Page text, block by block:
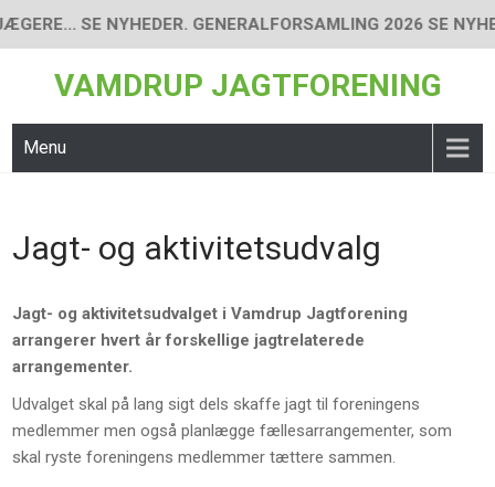
SE NYHEDER. GENERALFORSAMLING 2026 SE
VAMDRUP JAGTFORENING
Menu
Jagt- og aktivitetsudvalg
Jagt- og aktivitetsudvalget i Vamdrup Jagtforening
arrangerer hvert år forskellige jagtrelaterede
arrangementer.
Udvalget skal på lang sigt dels skaffe jagt til foreningens
medlemmer men også planlægge fællesarrangementer, som
skal ryste foreningens medlemmer tættere sammen.